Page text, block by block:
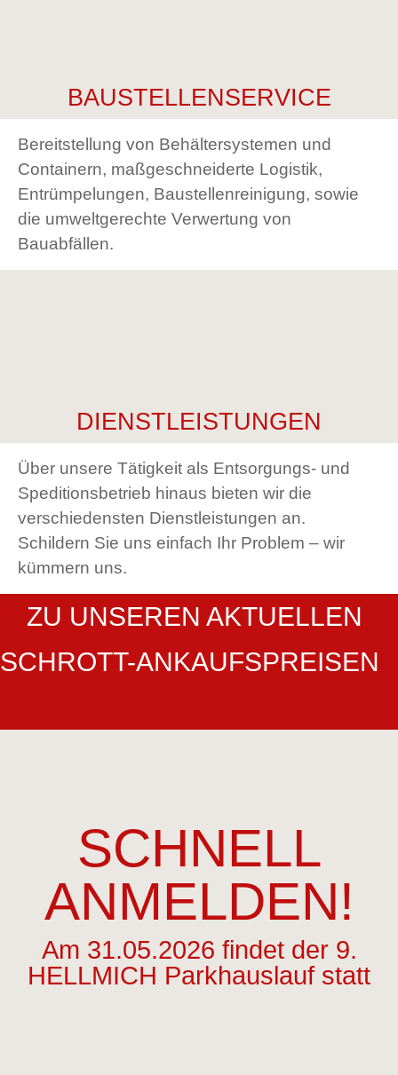
BAUSTELLENSERVICE
Bereitstellung von Behältersystemen und
Containern, maßgeschneiderte Logistik,
Entrümpelungen, Baustellenreinigung, sowie
die umweltgerechte Verwertung von
Bauabfällen.
DIENSTLEISTUNGEN
Über unsere Tätigkeit als Entsorgungs- und
Speditionsbetrieb hinaus bieten wir die
verschiedensten Dienstleistungen an.
Schildern Sie uns einfach Ihr Problem – wir
kümmern uns.
ZU UNSEREN AKTUELLEN
SCHROTT-ANKAUFSPREISEN
SCHNELL
ANMELDEN!
Am 31.05.2026 findet der 9.
HELLMICH Parkhauslauf statt